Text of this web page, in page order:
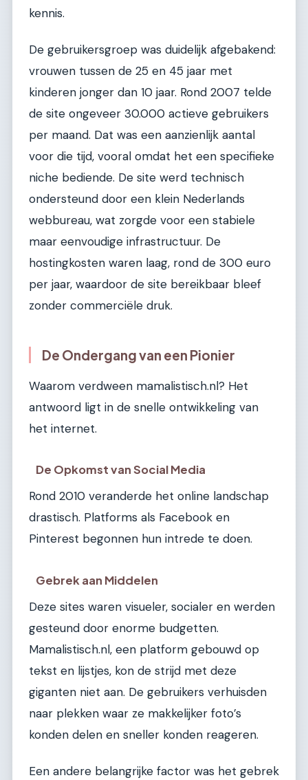
kennis.
De gebruikersgroep was duidelijk afgebakend:
vrouwen tussen de 25 en 45 jaar met
kinderen jonger dan 10 jaar. Rond 2007 telde
de site ongeveer 30.000 actieve gebruikers
per maand. Dat was een aanzienlijk aantal
voor die tijd, vooral omdat het een specifieke
niche bediende. De site werd technisch
ondersteund door een klein Nederlands
webbureau, wat zorgde voor een stabiele
maar eenvoudige infrastructuur. De
hostingkosten waren laag, rond de 300 euro
per jaar, waardoor de site bereikbaar bleef
zonder commerciële druk.
De Ondergang van een Pionier
Waarom verdween mamalistisch.nl? Het
antwoord ligt in de snelle ontwikkeling van
het internet.
De Opkomst van Social Media
Rond 2010 veranderde het online landschap
drastisch. Platforms als Facebook en
Pinterest begonnen hun intrede te doen.
Gebrek aan Middelen
Deze sites waren visueler, socialer en werden
gesteund door enorme budgetten.
Mamalistisch.nl, een platform gebouwd op
tekst en lijstjes, kon de strijd met deze
giganten niet aan. De gebruikers verhuisden
naar plekken waar ze makkelijker foto’s
konden delen en sneller konden reageren.
Een andere belangrijke factor was het gebrek